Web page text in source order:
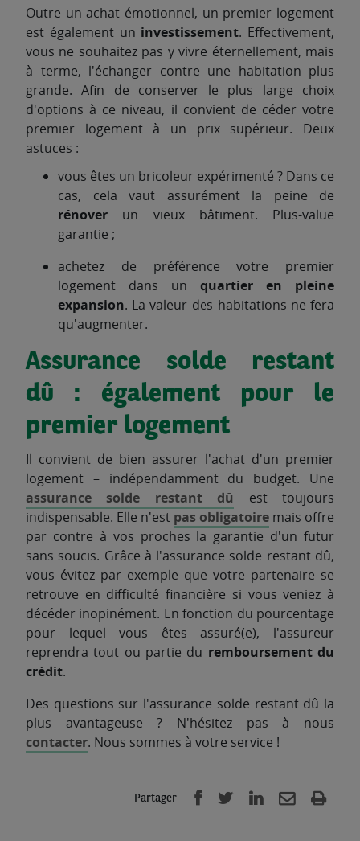
Outre un achat émotionnel, un premier logement
est également un investissement. Effectivement,
vous ne souhaitez pas y vivre éternellement, mais
à terme, l'échanger contre une habitation plus
grande. Afin de conserver le plus large choix
d'options à ce niveau, il convient de céder votre
premier logement à un prix supérieur. Deux
astuces :
vous êtes un bricoleur expérimenté ? Dans ce
cas, cela vaut assurément la peine de
rénover un vieux bâtiment. Plus-value
garantie ;
achetez de préférence votre premier
logement dans un quartier en pleine
expansion. La valeur des habitations ne fera
qu'augmenter.
Assurance solde restant
dû : également pour le
premier logement
Il convient de bien assurer l'achat d'un premier
logement – indépendamment du budget. Une
assurance solde restant dû
est toujours
indispensable. Elle n'est pas obligatoire mais offre
par contre à vos proches la garantie d'un futur
sans soucis. Grâce à l'assurance solde restant dû,
vous évitez par exemple que votre partenaire se
retrouve en difficulté financière si vous veniez à
décéder inopinément. En fonction du pourcentage
pour lequel vous êtes assuré(e), l'assureur
reprendra tout ou partie du remboursement du
crédit.
Des questions sur l'assurance solde restant dû la
plus avantageuse ? N'hésitez pas à nous
contacter. Nous sommes à votre service !
Partager